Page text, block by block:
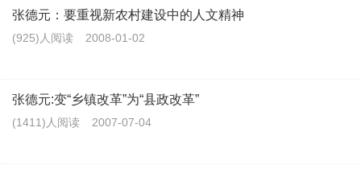
张德元：要重视新农村建设中的人文精神
(925)人阅读 2008-01-02
张德元:变“乡镇改革”为“县政改革”
(1411)人阅读 2007-07-04